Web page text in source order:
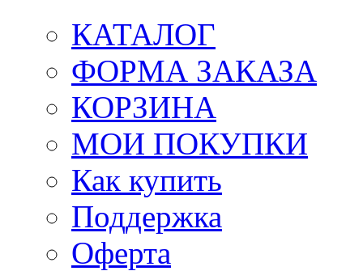
КАТАЛОГ
ФОРМА ЗАКАЗА
КОРЗИНА
МОИ ПОКУПКИ
Как купить
Поддержка
Оферта